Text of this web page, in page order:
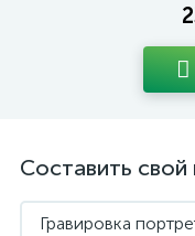
Составить
Гравировка